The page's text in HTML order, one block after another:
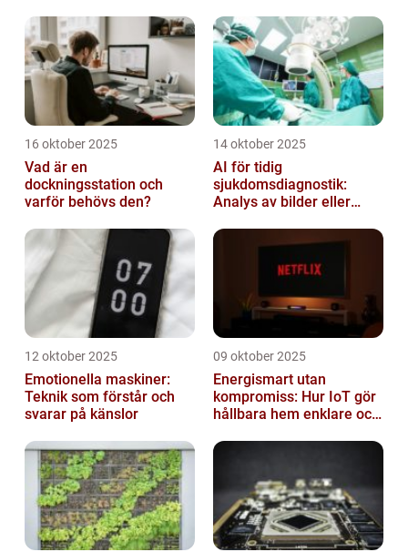
16 oktober 2025
Vad är en
dockningsstation och
varför behövs den?
14 oktober 2025
AI för tidig
sjukdomsdiagnostik:
Analys av bilder eller
12 oktober 2025
Emotionella maskiner:
Teknik som förstår och
svarar på känslor
09 oktober 2025
Energismart utan
kompromiss: Hur IoT gör
hållbara hem enklare och